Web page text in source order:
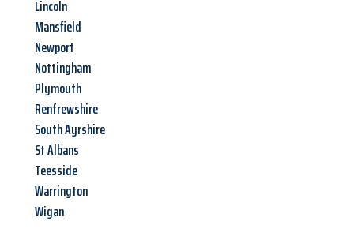
Lincoln
Mansfield
Newport
Nottingham
Plymouth
Renfrewshire
South Ayrshire
St Albans
Teesside
Warrington
Wigan